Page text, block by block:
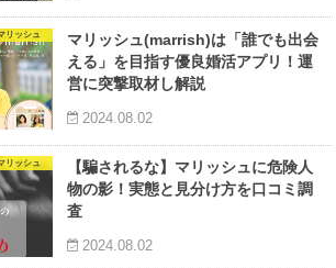
リッシュ
マリッシュ(marrish)は「誰でも出会
える」を目指す優良婚活アプリ！運
営に突撃取材し解説
2024.08.02
リッシュ
【騙されるな】マリッシュに危険人
物の影！実態と見分け方を口コミ調
査
2024.08.02